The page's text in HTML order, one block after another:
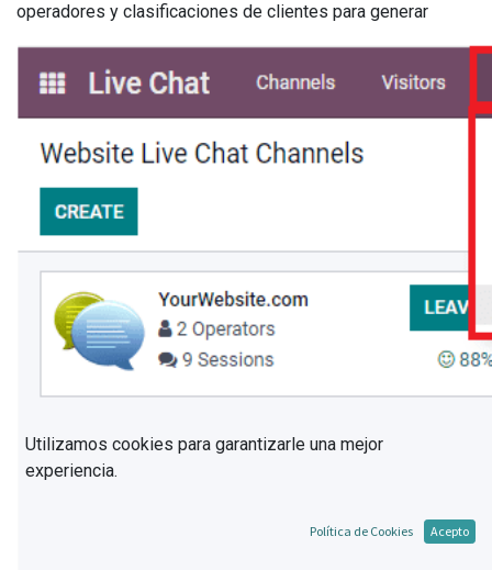
operadores y clasificaciones de clientes para generar
Utilizamos cookies para garantizarle una mejor
experiencia.
Política de Cookies Acepto